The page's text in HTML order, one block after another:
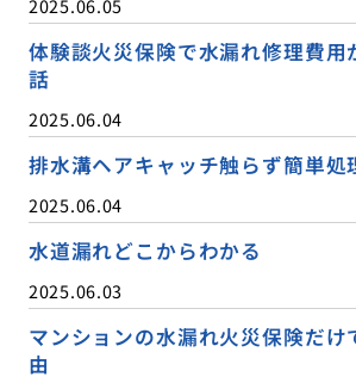
体験談火災保険で水漏れ修理費用
話
2025.06.04
排水溝ヘアキャッチ触らず簡単処
2025.06.04
水道漏れどこからわかる
2025.06.03
マンションの水漏れ火災保険だけ
由